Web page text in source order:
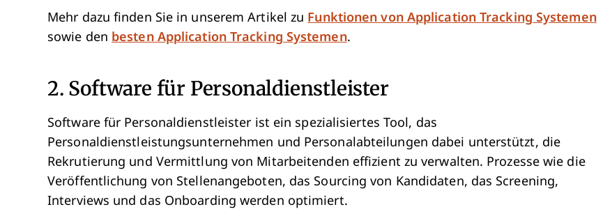
Mehr dazu finden Sie in unserem Artikel zu Funktionen von Application Tracking Systemen
sowie den besten Application Tracking Systemen.
2. Software für Personaldienstleister
Software für Personaldienstleister ist ein spezialisiertes Tool, das
Personaldienstleistungsunternehmen und Personalabteilungen dabei unterstützt, die
Rekrutierung und Vermittlung von Mitarbeitenden effizient zu verwalten. Prozesse wie die
Veröffentlichung von Stellenangeboten, das Sourcing von Kandidaten, das Screening,
Interviews und das Onboarding werden optimiert.